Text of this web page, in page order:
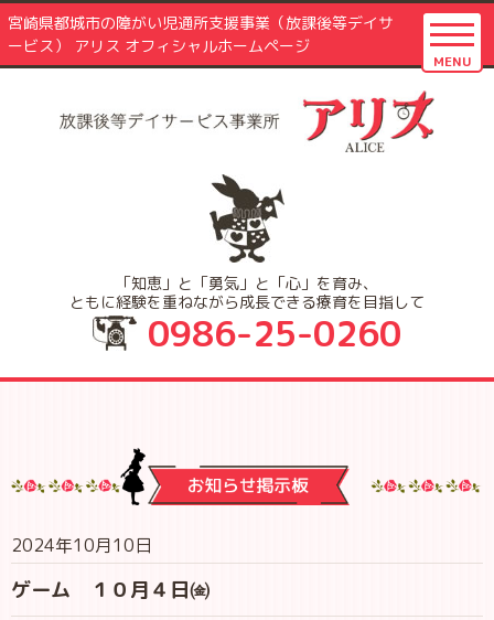
宮崎県都城市の障がい児通所支援事業（放課後等デイサ
ービス） アリス オフィシャルホームページ
「知恵」と「勇気」と「心」を育み、
ともに経験を重ねながら成長できる療育を目指して
0986-25-0260
MENU
2024年10月10日
ゲーム １０月４日㈮